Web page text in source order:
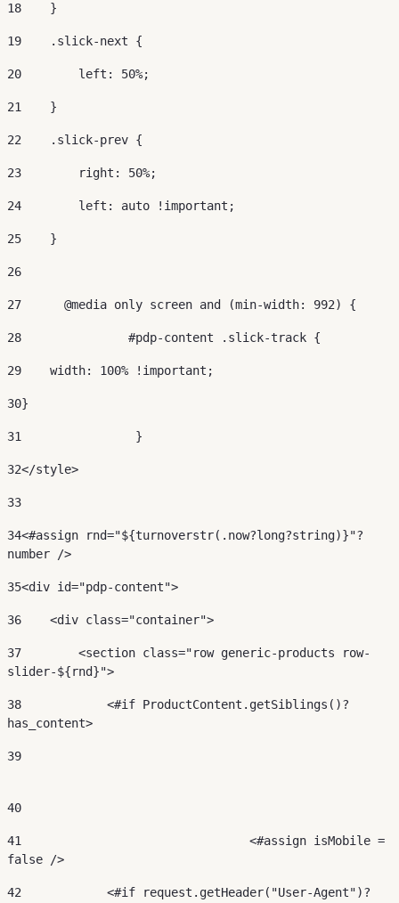
18
    }
19
    .slick-next {
20
        left: 50%;
21
    }
22
    .slick-prev {
23
        right: 50%;
24
        left: auto !important;
25
    }
26
27
	@media only screen and (min-width: 992) {
28
		 #pdp-content .slick-track {
29
    width: 100% !important;
30}
31
		  }
32</style>
33
34<#assign rnd="${turnoverstr(.now?long?string)}"?
number />
35<div id="pdp-content">
36
    <div class="container">
37
        <section class="row generic-products row-
slider-${rnd}">
38
            <#if ProductContent.getSiblings()?
has_content>
39
40
41
false />
42
            <#if request.getHeader("User-Agent")?